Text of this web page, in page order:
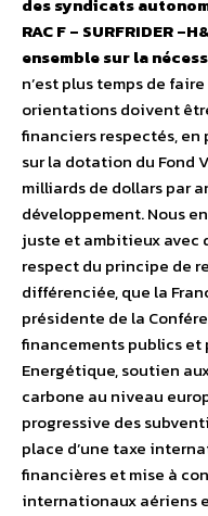
RAC F – SURFRIDER
ensemble sur la
n’est plus temps de
orientations doivent
financiers respectés, en
sur la dotation du Fond
milliards de dollars par
développement. Nous
juste et ambitieux avec
respect du principe de
différenciée, que la
présidente de la
financements publics
Energétique, soutien
carbone au niveau
progressive des
place d’une taxe
financières et mise à
internationaux aériens